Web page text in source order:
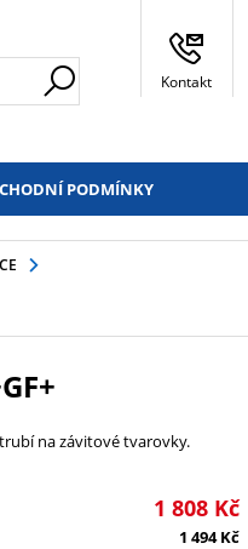
Kontakt
PODMÍNKY
na závitové tvarovky.
1 808 Kč
1 494Kč